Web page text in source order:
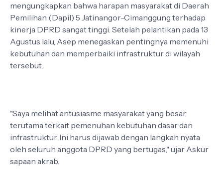
mengungkapkan bahwa harapan masyarakat di Daerah
Pemilihan (Dapil) 5 Jatinangor-Cimanggung terhadap
kinerja DPRD sangat tinggi. Setelah pelantikan pada 13
Agustus lalu, Asep menegaskan pentingnya memenuhi
kebutuhan dan memperbaiki infrastruktur di wilayah
tersebut.
"Saya melihat antusiasme masyarakat yang besar,
terutama terkait pemenuhan kebutuhan dasar dan
infrastruktur. Ini harus dijawab dengan langkah nyata
oleh seluruh anggota DPRD yang bertugas," ujar Askur
sapaan akrab.